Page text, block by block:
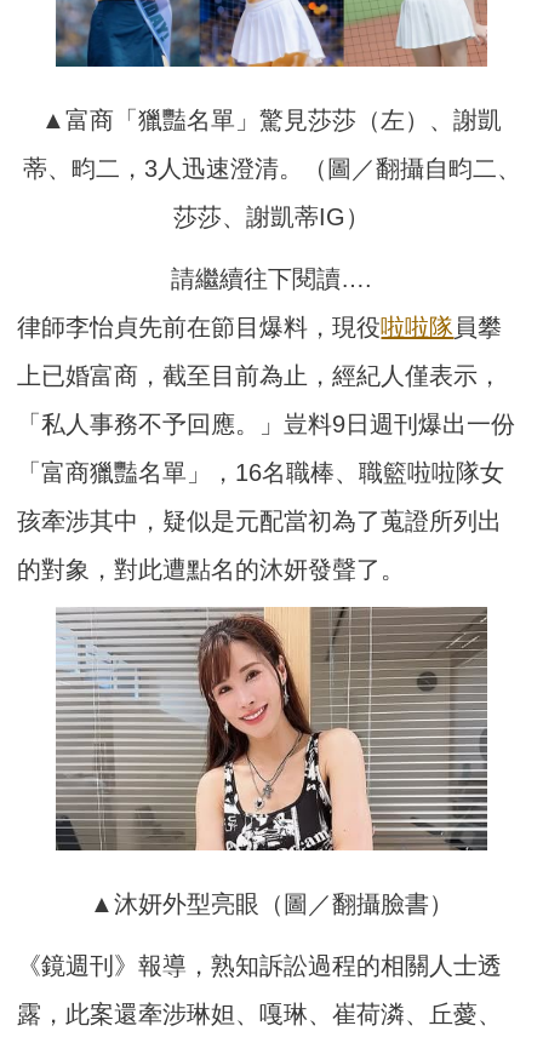
▲富商「獵豔名單」驚見莎莎（左）、謝凱
蒂、畇二，3人迅速澄清。（圖／翻攝自畇二、
莎莎、謝凱蒂IG）
請繼續往下閱讀….
律師李怡貞先前在節目爆料，現役啦啦隊 員攀
上已婚富商，截至目前為止，經紀人僅表示，
「私人事務不予回應。」豈料9日週刊爆出一份
「富商獵豔名單」，16名職棒、職籃啦啦隊女
孩牽涉其中，疑似是元配當初為了蒐證所列出
的對象，對此遭點名的沐妍發聲了。
▲沐妍外型亮眼（圖／翻攝臉書）
《鏡週刊》報導，熟知訴訟過程的相關人士透
露，此案還牽涉琳妲、嘎琳、崔荷潾、丘薆、